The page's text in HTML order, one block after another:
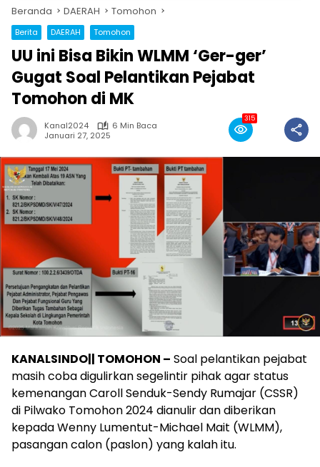
Beranda DAERAH Tomohon
Berita DAERAH Tomohon
UU ini Bisa Bikin WLMM ‘Ger-ger’
Gugat Soal Pelantikan Pejabat
Tomohon di MK
Kanal2024
6 Min Baca
Januari 27, 2025
315
KANALSINDO|| TOMOHON – Soal pelantikan pejabat
masih coba digulirkan segelintir pihak agar status
kemenangan Caroll Senduk-Sendy Rumajar (CSSR)
di Pilwako Tomohon 2024 dianulir dan diberikan
kepada Wenny Lumentut-Michael Mait (WLMM),
pasangan calon (paslon) yang kalah itu.